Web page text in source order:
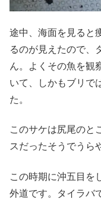
途中、海面を見ると
るのが見えたので、
ん。よくその魚を観
いて、しかもブリで
た。
このサケは尻尾のと
スだったそうでうら
この時期に沖五目を
外道です。タイラバ